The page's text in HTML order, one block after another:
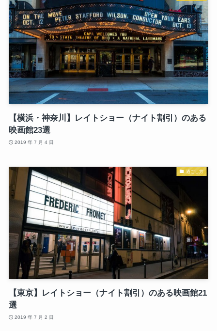
【横浜・神奈川】レイトショー（ナイト割引）のある
映画館23選
2019 年 7 月 4 日
過ごし方
【東京】レイトショー（ナイト割引）のある映画館21
選
2019 年 7 月 2 日